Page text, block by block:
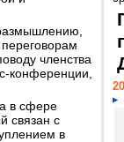
членства
конференции,
в сфере
связан с
в